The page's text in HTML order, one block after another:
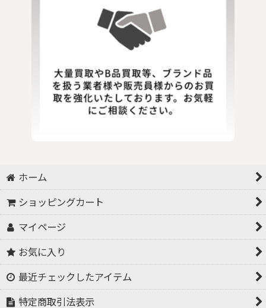
ホーム
ショッピングカート
マイページ
お気に入り
最近チェックしたアイテム
特定商取引法表示